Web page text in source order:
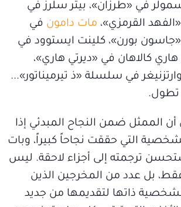
في «طرزان»، بيتر سلرز في
القرمزي»، مات دامون في
بورن»، كلينت ايستوود في
كالاهان في «ديرتي هاري»،
في سلسلة «ذ تيرميناتور»...
تطول.
أن الممثل ضمن النجاح المبدئي إذا
التي حققت نجاحاً كبيراً، وبات
ترجمته إلى أجزاء لاحقة. ليس
بل عدد من المخرجين الذين
ذاتها لتقديمها من جديد